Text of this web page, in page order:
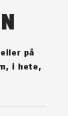
på
i hete,